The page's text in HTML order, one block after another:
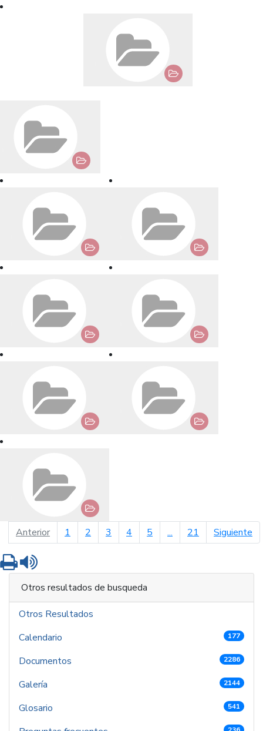
Anteriorpágina anterior
1 2 3 4 5 ... 21 Siguiente
Imprimir
Otros resultados de busqueda
Otros Resultados
Calendario
177
Documentos 2286
Galería 2144
Glosario 541